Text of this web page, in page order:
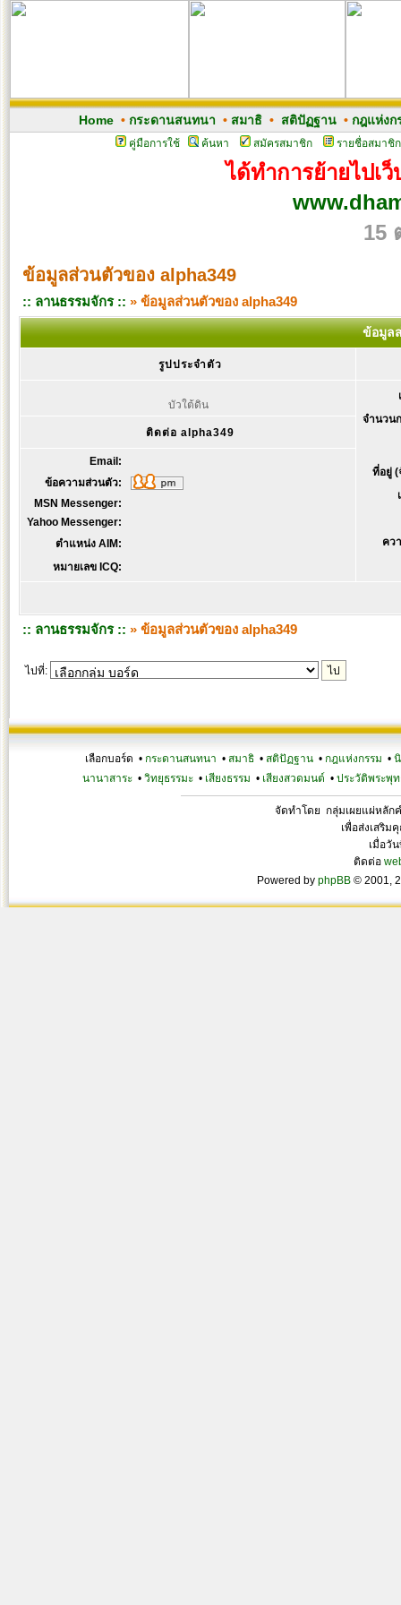
Home• กระดานสนทนา • สมาธิ• สติปัฏฐาน• กฎแห่งก
คู่มือการใช้ ค้นหา สมัครสมาชิก รายชื่อสมาชิก
ได้ทำการย้ายไปเ
15
ข้อมูลส่วนตัวของ alpha349
:: ลานธรรมจักร :: » ข้อมูลส่วนตัวของ alpha349
ข้อมูล
รูปประจำตัว
บัวใต้ดิน
จำนวน
ที่อยู่ (
คว
ติดต่อ alpha349
Email:
ข้อความส่วนตัว:
MSN Messenger:
Yahoo Messenger:
ตำแหน่ง AIM:
หมายเลข ICQ:
:: ลานธรรมจักร :: » ข้อมูลส่วนตัวของ alpha349
ไปที่:
เลือกบอร์ด • กระดานสนทนา • สมาธิ • สติปัฏฐาน • กฎแห่งกรรม •
นานาสาระ• วิทยุธรรมะ• เสียงธรรม • เสียงสวดมนต์ • ประวัติพระพุท
จัดทำโดย กลุ่มเผยแผ่หลัก
เพื่อส่งเสริม
เมื่อวั
ติดต่อ
Powered by phpBB © 2001,